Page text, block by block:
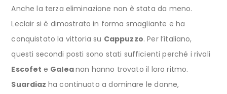
Anche la terza eliminazione non è stata da meno.
Leclair si è dimostrato in forma smagliante e ha
conquistato la vittoria su Cappuzzo. Per l’italiano,
questi secondi posti sono stati sufficienti perché i rivali
Escofet e Galeanon hanno trovato il loro ritmo.
Suardiaz ha continuato a dominare le donne,